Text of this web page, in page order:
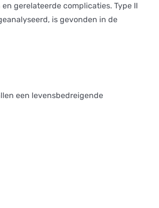
gerelateerde complicaties. Type II
is gevonden in de
een levensbedreigende